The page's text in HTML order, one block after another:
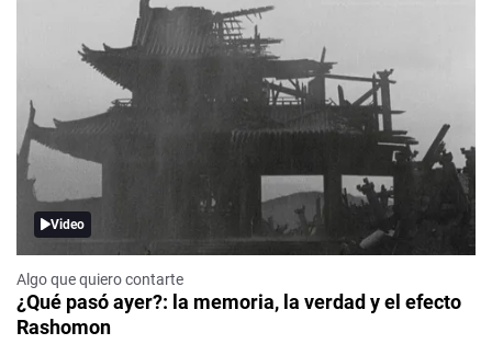
Video
Algo que quiero contarte
¿Qué pasó ayer?: la memoria, la verdad y el efecto
Rashomon